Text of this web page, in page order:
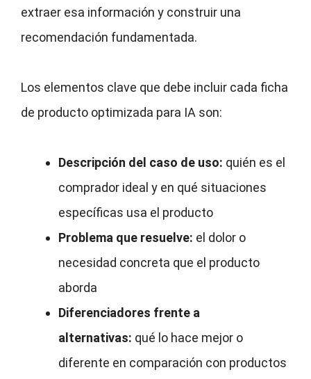
extraer esa información y construir una
recomendación fundamentada.
Los elementos clave que debe incluir cada ficha
de producto optimizada para IA son:
Descripción del caso de uso: quién es el
comprador ideal y en qué situaciones
específicas usa el producto
Problema que resuelve: el dolor o
necesidad concreta que el producto
aborda
Diferenciadores frente a
alternativas: qué lo hace mejor o
diferente en comparación con productos